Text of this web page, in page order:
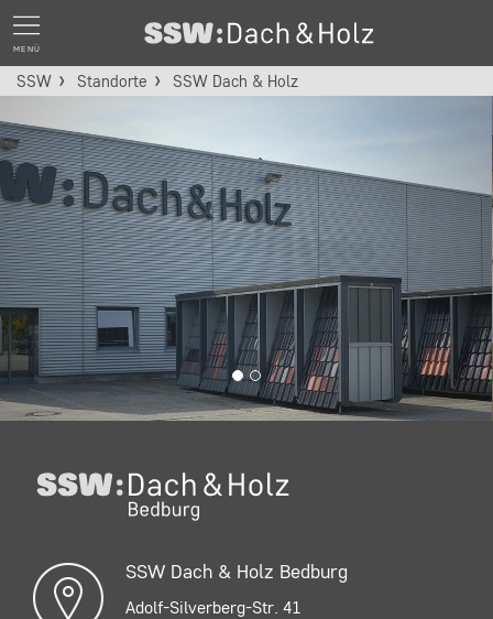
MENÜ
SSW Standorte SSW Dach & Holz
SSW Dach & Holz Bedburg
Adolf-Silverberg-Str. 41